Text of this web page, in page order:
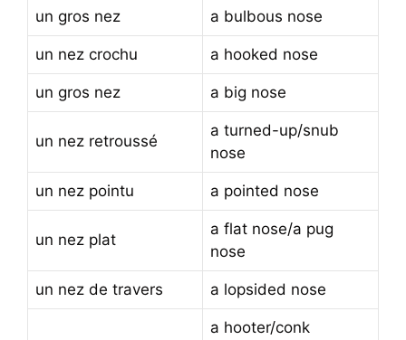
un gros nez a bulbous nose
un nez crochu a hooked nose
un gros nez a big nose
un nez retroussé
a turned-up/snub
nose
un nez pointu a pointed nose
un nez plat
a flat nose/a pug
nose
un nez de travers a lopsided nose
a hooter/conk